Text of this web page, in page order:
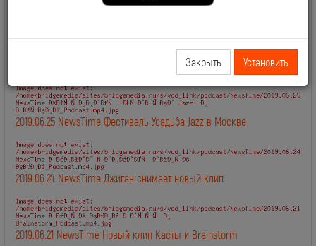
Закрыть Установить
2019.06.28 NewsTime День Рождения Сосо Павлиашвили
2019.06.27 NewsTime Новый клип Филиппа Киркорова
2019.06.25 NewsTime Фестиваль Усадьба Jazz в Москве
2019.06.24 NewsTime Джиган снимает новый клип
2019.06.21 NewsTime Новый клип Касты и Brainstorm